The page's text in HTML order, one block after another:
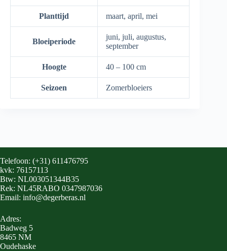
Planttijd maart, april, mei
Bloeiperiode
juni, juli, augustus,
september
Hoogte 40 – 100 cm
Seizoen Zomerbloeiers
Telefoon: (+31) 611476795
kvk: 76157113
Btw: NL003051344B35
Rek: NL45RABO 0347987036
Email: info@degerberas.nl
Adres:
Badweg 5
8465 NM
Oudehaske